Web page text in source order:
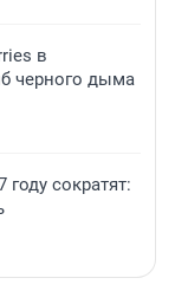
в
черного дыма
сократят: